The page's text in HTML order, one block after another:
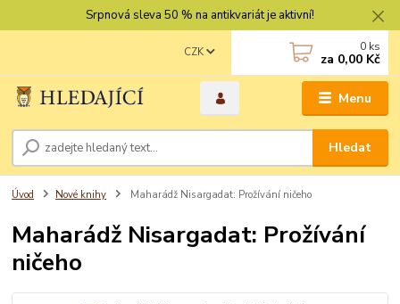
Srpnová sleva 50 % na antikvariát je aktivní!
Menu
CZK
Hledat
0 ks
za 0,00 Kč
Úvod Nové knihy Maharádž Nisargadat: Prožívání ničeho
Maharádž Nisargadat: Prožívání
ničeho